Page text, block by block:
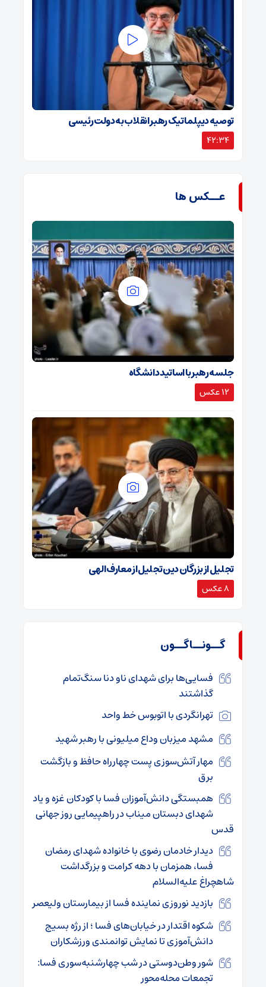
توصیه دیپلماتیک رهبر انقلاب به دولت رئیسی
42:34
عــکس ها
جلسه رهبر با اساتید دانشگاه
12 عکس
تجلیل از بزرگان دین تجلیل از معارف الهی
8 عکس
گــونــاگــون
فسایی‌ها برای شهدای ناو دنا سنگ‌تمام
گذاشتند
تهرانگردی با اتوبوس خط واحد
مشهد میزبان وداع میلیونی با رهبر شهید
مهار آتش‌سوزی پست چهارراه حافظ و بازگشت
برق
همبستگی دانش‌آموزان فسا با کودکان غزه و یاد
شهدای دبستان میناب در راهپیمایی روز جهانی
قدس
دیدار خادمان رضوی با خانواده شهدای رمضان
فسا، همزمان با دهه کرامت و بزرگداشت
شاهچراغ علیه‌السلام
بازدید نوروزی نماینده فسا از بیمارستان ولیعصر
شکوه اقتدار در خیابان‌های فسا ؛ از رژه بسیج
دانش‌آموزی تا نمایش توانمندی ورزشکاران
شور وطن‌دوستی در شب چهارشنبه‌سوری فسا:
تجمعات محله‌محور